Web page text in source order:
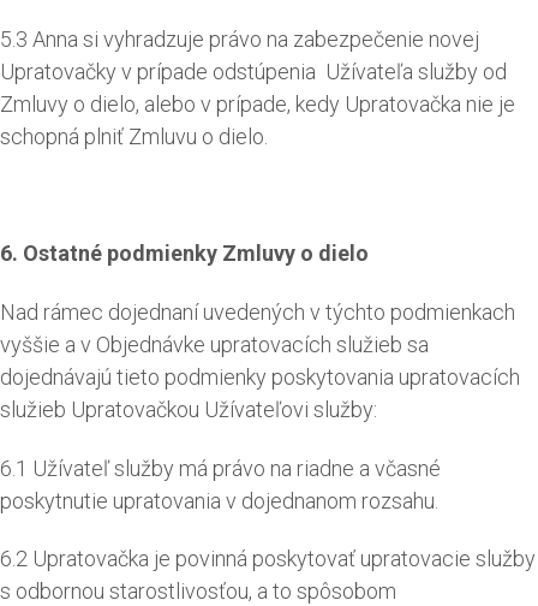
5.3 Anna si vyhradzuje právo na zabezpečenie novej
Upratovačky v prípade odstúpenia Užívateľa služby od
Zmluvy o dielo, alebo v prípade, kedy Upratovačka nie je
schopná plniť Zmluvu o dielo.
6. Ostatné podmienky Zmluvy o dielo
Nad rámec dojednaní uvedených v týchto podmienkach
vyššie a v Objednávke upratovacích služieb sa
dojednávajú tieto podmienky poskytovania upratovacích
služieb Upratovačkou Užívateľovi služby:
6.1 Užívateľ služby má právo na riadne a včasné
poskytnutie upratovania v dojednanom rozsahu.
6.2 Upratovačka je povinná poskytovať upratovacie služby
s odbornou starostlivosťou, a to spôsobom